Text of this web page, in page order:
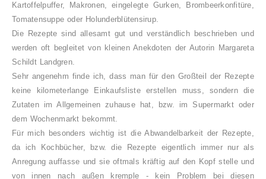
Kartoffelpuffer, Makronen, eingelegte Gurken, Brombeerkonfitüre,
Tomatensuppe oder Holunderblütensirup.
Die Rezepte sind allesamt gut und verständlich beschrieben und
werden oft begleitet von kleinen Anekdoten der Autorin Margareta
Schildt Landgren.
Sehr angenehm finde ich, dass man für den Großteil der Rezepte
keine kilometerlange Einkaufsliste erstellen muss, sondern die
Zutaten im Allgemeinen zuhause hat, bzw. im Supermarkt oder
dem Wochenmarkt bekommt.
Für mich besonders wichtig ist die Abwandelbarkeit der Rezepte,
da ich Kochbücher, bzw. die Rezepte eigentlich immer nur als
Anregung auffasse und sie oftmals kräftig auf den Kopf stelle und
von innen nach außen kremple - kein Problem bei diesen